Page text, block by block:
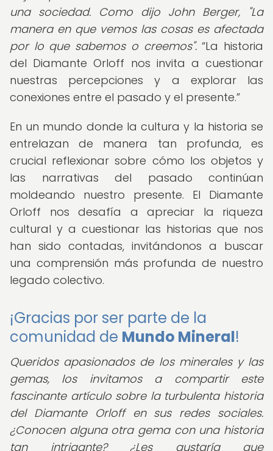
una sociedad. Como dijo John Berger, "La
manera en que vemos las cosas es afectada
por lo que sabemos o creemos".
La historia
del Diamante Orloff nos invita a cuestionar
nuestras percepciones y a explorar las
conexiones entre el pasado y el presente.
En un mundo donde la cultura y la historia se
entrelazan de manera tan profunda, es
crucial reflexionar sobre cómo los objetos y
las narrativas del pasado continúan
moldeando nuestro presente. El Diamante
Orloff nos desafía a apreciar la riqueza
cultural y a cuestionar las historias que nos
han sido contadas, invitándonos a buscar
una comprensión más profunda de nuestro
legado colectivo.
¡Gracias por ser parte de la
comunidad de Mundo Mineral!
Queridos apasionados de los minerales y las
gemas, los invitamos a compartir este
fascinante artículo sobre la turbulenta historia
del Diamante Orloff en sus redes sociales.
¿Conocen alguna otra gema con una historia
tan intrigante? ¿Les gustaría que